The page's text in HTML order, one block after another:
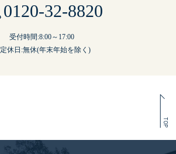
0120-32-8820
受付時間:8:00～17:00
定休日:無休(年末年始を除く)
TOP